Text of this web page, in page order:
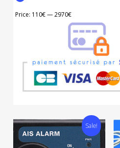
Price: 110€—2970€
Sale!